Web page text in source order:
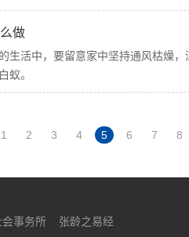
做
生活中，要留意家中坚持通风枯燥
蚁。
1 2 3 4 5 6 7 8
会事务所 张龄之易经